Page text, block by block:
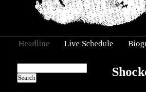
Headline Live Schedule